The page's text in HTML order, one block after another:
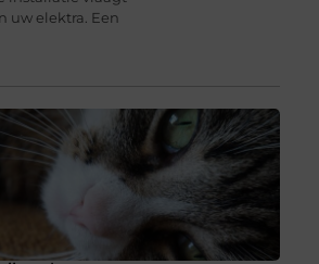
uw elektra. Een